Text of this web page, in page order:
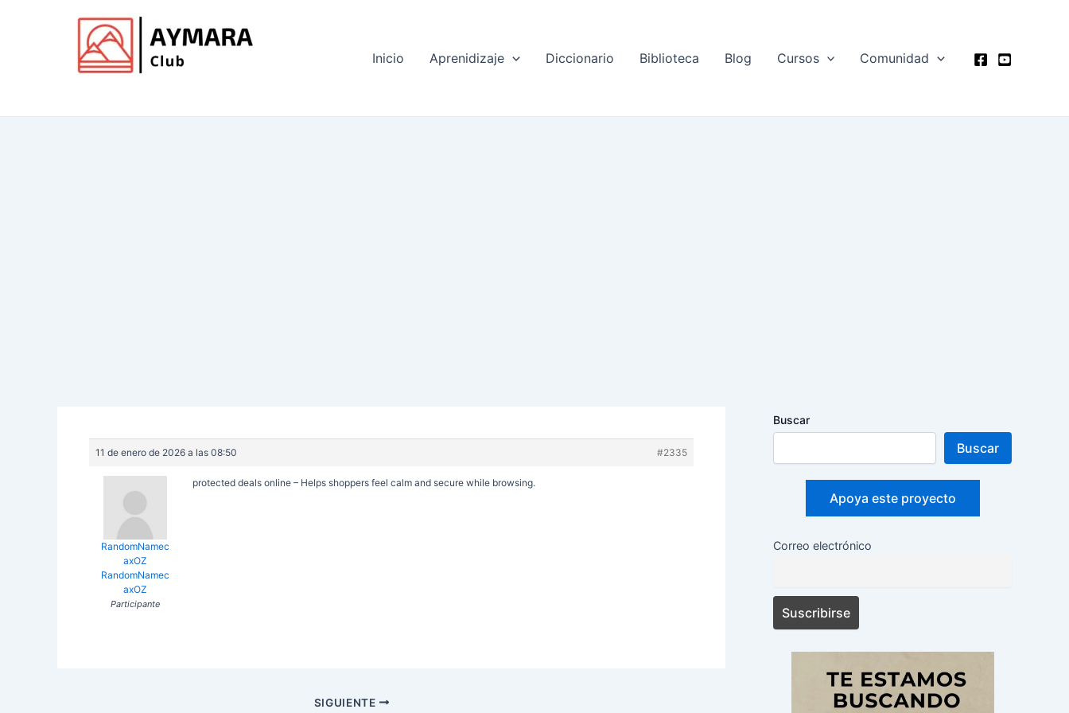
Inicio Aprenidizaje Diccionario Biblioteca Blog Cursos Comunidad
11 de enero de 2026 a las 08:50 #2335
RandomNamec
axOZ
RandomNamec
axOZ
Participante
protected deals online – Helps shoppers feel calm and secure while browsing.
SIGUIENTE
Buscar
Buscar
Apoya este proyecto
Correo electrónico